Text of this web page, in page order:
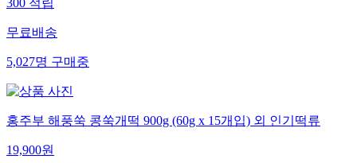
300적립
무료배송
5,027명구매중
홍주부 해풍쑥 콩쑥개떡 900g (60g x 15개입) 외 인기떡류
19,900원